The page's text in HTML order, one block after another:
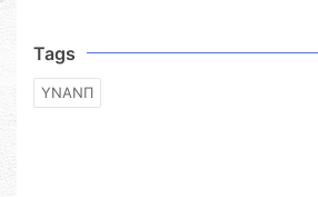
Tags
ΥΝΑΝΠ